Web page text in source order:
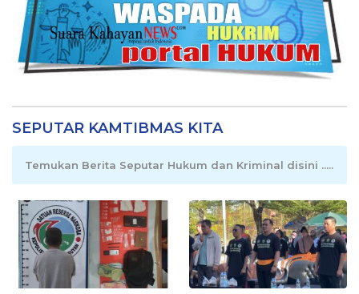
SEPUTAR KAMTIBMAS KITA
Temukan Berita Seputar Hukum dan Kriminal disini .....